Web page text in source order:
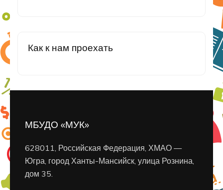
Как к нам проехать
МБУДО «МУК»
628011, Российская Федерация, ХМАО —
Югра, город Ханты-Мансийск, улица Рознина,
дом 35.